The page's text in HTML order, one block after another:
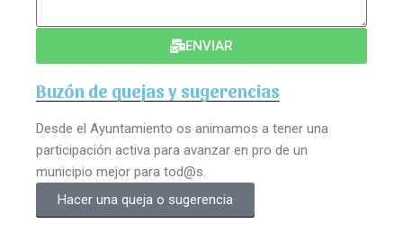
ENVIAR
Buzón de quejas y sugerencias
Desde el Ayuntamiento os animamos a tener una
participación activa para avanzar en pro de un
municipio mejor para tod@s.
Hacer una queja o sugerencia